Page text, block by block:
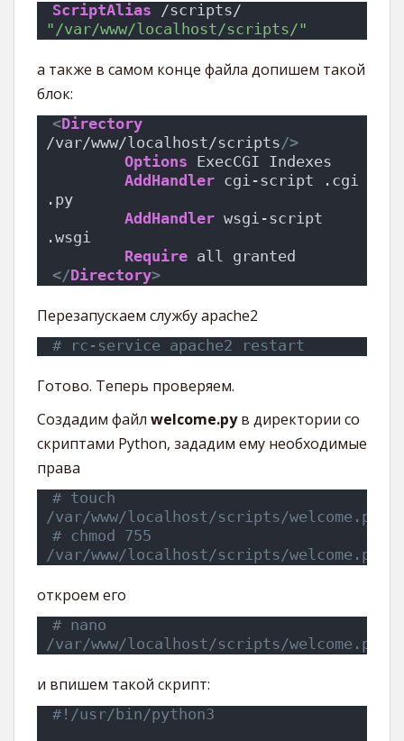
ScriptAlias
"/var/www/localhost/scripts/"
а также в самом конце файла допишем такой
блок:
<Directory
/var/www/localhost/scripts/>
Options ExecCGI Indexes
AddHandler cgi-script .cgi
.py
AddHandler wsgi-script
.wsgi
Require all granted
</Directory>
Перезапускаем службу apache2
# rc-service apache2 restart
Готово. Теперь проверяем.
Создадим файл welcome.pyв директории со
скриптами Python, зададим ему необходимые
права
# touch
/var/www/localhost/scripts/welcome.py
# chmod 755
/var/www/localhost/scripts/welcome.py
откроем его
# nano
/var/www/localhost/scripts/welcome.py
и впишем такой скрипт:
#!/usr/bin/python3